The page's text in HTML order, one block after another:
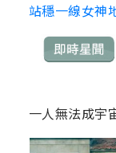
站穩一線女神
一人無法成宇